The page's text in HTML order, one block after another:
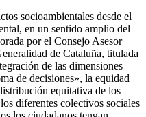
socioambientales desde el
en un sentido amplio del
por el Consejo Asesor
de Cataluña, titulada
de las dimensiones
de decisiones», la equidad
equitativa de los
diferentes colectivos sociales